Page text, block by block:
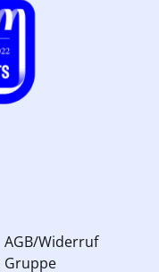
AGB/Widerruf
Gruppe